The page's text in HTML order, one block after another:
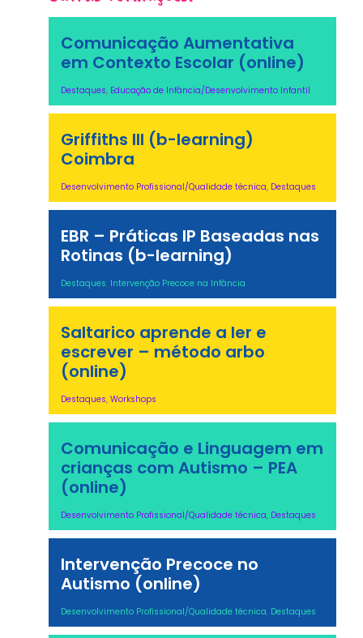
Comunicação Aumentativa
em Contexto Escolar (online)
Destaques, Educação de Infância/Desenvolvimento Infantil
Griffiths III (b-learning)
Coimbra
Desenvolvimento Profissional/Qualidade técnica, Destaques
EBR – Práticas IP Baseadas nas
Rotinas (b-learning)
Destaques, Intervenção Precoce na Infância
Saltarico aprende a ler e
escrever – método arbo
(online)
Destaques,Workshops
Comunicação e Linguagem em
crianças com Autismo – PEA
(online)
Desenvolvimento Profissional/Qualidade técnica, Destaques
Intervenção Precoce no
Autismo (online)
Desenvolvimento Profissional/Qualidade técnica, Destaques